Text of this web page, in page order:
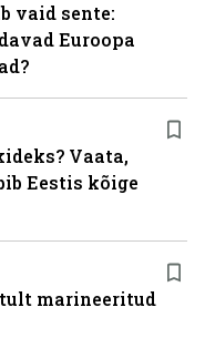
vaid sente:
Euroopa
Vaata,
Eestis kõige
marineeritud